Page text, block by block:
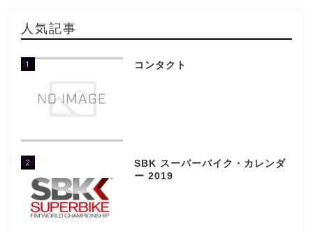
人気記事
1 コンタクト
2
SBK スーパーバイク・カレンダ
ー 2019